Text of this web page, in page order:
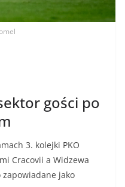
gości po
3. kolejki PKO
Cracovii a Widzewa
zapowiadane jako